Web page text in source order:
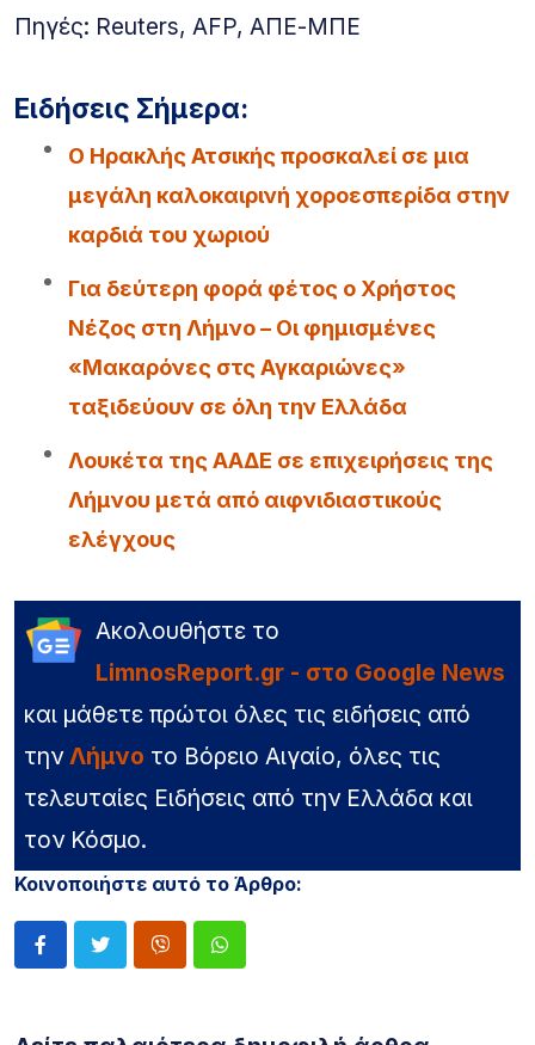
Πηγές: Reuters, AFP, ΑΠΕ-ΜΠΕ
Ειδήσεις Σήμερα:
Ο Ηρακλής Ατσικής προσκαλεί σε μια
μεγάλη καλοκαιρινή χοροεσπερίδα στην
καρδιά του χωριού
Για δεύτερη φορά φέτος ο Χρήστος
Νέζος στη Λήμνο – Οι φημισμένες
«Μακαρόνες στς Αγκαριώνες»
ταξιδεύουν σε όλη την Ελλάδα
Λουκέτα της ΑΑΔΕ σε επιχειρήσεις της
Λήμνου μετά από αιφνιδιαστικούς
ελέγχους
Ακολουθήστε το
LimnosReport.gr - στο Google News
και μάθετε πρώτοι όλες τις ειδήσεις από
την Λήμνο το Βόρειο Αιγαίο, όλες τις
τελευταίες Ειδήσεις από την Ελλάδα και
τον Κόσμο.
Κοινοποιήστε αυτό το Άρθρο: